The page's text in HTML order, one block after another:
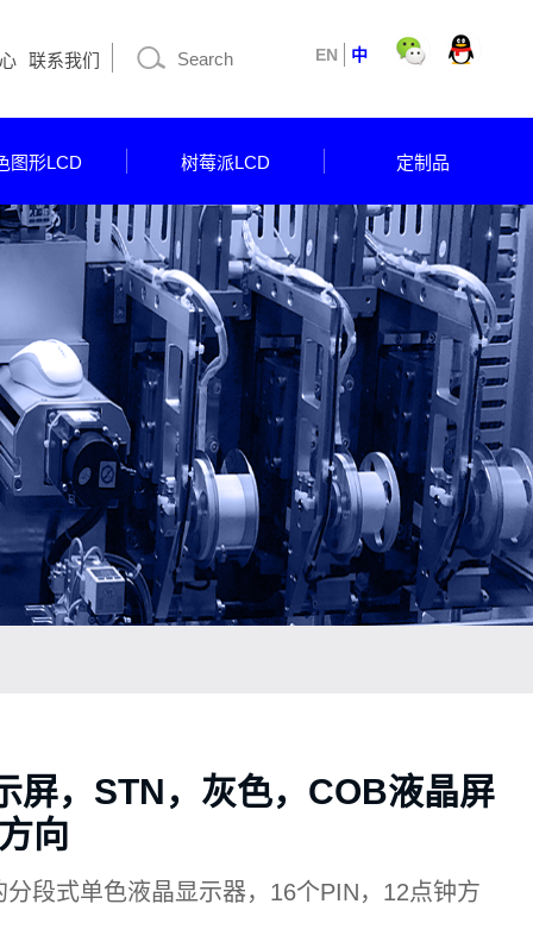
EN 中
联系我们
图形LCD 树莓派LCD 定制品
屏，STN，灰色，COB液晶屏
向
段式单色液晶显示器，16个PIN，12点钟方